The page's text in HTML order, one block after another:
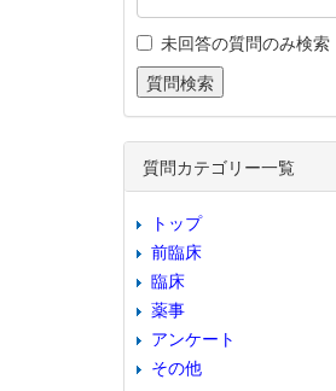
未回答の質問のみ検索
質問カテゴリー一覧
トップ
前臨床
臨床
薬事
アンケート
その他